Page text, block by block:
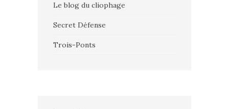
Le blog du cliophage
Secret Défense
Trois-Ponts